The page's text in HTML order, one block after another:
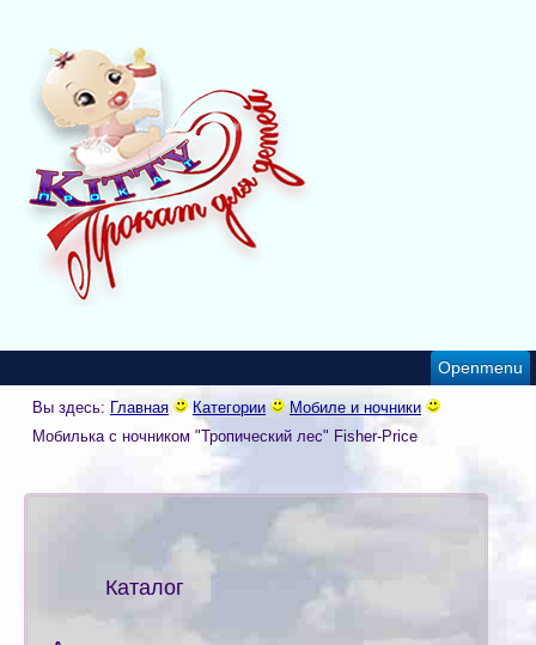
Openmenu
Вы здесь: Главная Категории
Мобиле и ночники
Мобилька с ночником "Тропический лес" Fisher-Price
Каталог